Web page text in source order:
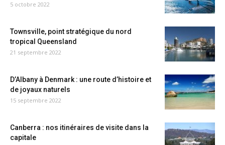
5 octobre 2022
Townsville, point stratégique du nord
tropical Queensland
21 septembre 2022
D’Albany à Denmark : une route d’histoire et
de joyaux naturels
15 septembre 2022
Canberra : nos itinéraires de visite dans la
capitale